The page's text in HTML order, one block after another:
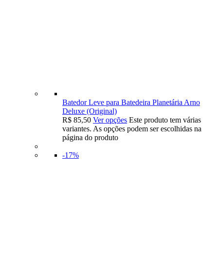
Batedor Leve para Batedeira Planetária Arno
Deluxe (Original)
R$ 85,50 Ver opções Este produto tem várias
variantes. As opções podem ser escolhidas na
página do produto
-17%